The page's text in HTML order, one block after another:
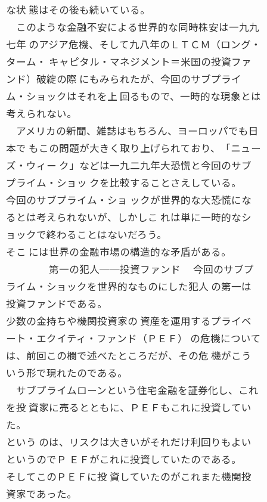
な状 態はその後も続いている。
このような金融不安による世界的な同時株安は一九九
七年 のアジア危機、そして九八年のＬＴＣＭ（ロング・
ターム・ キャピタル・マネジメント＝米国の投資ファ
ンド）破綻の際 にもみられたが、今回のサブプライ
ム・ショックはそれを上 回るもので、一時的な現象とは
考えられない。
アメリカの新聞、雑誌はもちろん、ヨーロッパでも日
本で もこの問題が大きく取り上げられており、「ニュー
ズ・ウィー ク」などは一九二九年大恐慌と今回のサブ
プライム・ショッ クを比較することさえしている。
今回のサブプライム・ショ ックが世界的な大恐慌にな
るとは考えられないが、しかしこ れは単に一時的なシ
ョックで終わることはないだろう。
そこ には世界の金融市場の構造的な矛盾がある。
第一の犯人──投資ファンド 今回のサブプ
ライム・ショックを世界的なものにした犯人 の第一は
投資ファンドである。
少数の金持ちや機関投資家の 資産を運用するプライベ
ート・エクイティ・ファンド（ＰＥＦ） の危機について
は、前回この欄で述べたところだが、その危 機がこう
いう形で現れたのである。
サブプライムローンという住宅金融を証券化し、これ
を投 資家に売るとともに、ＰＥＦもこれに投資してい
た。
という のは、リスクは大きいがそれだけ利回りもよい
というのでＰ ＥＦがこれに投資していたのである。
そしてこのＰＥＦに投 資していたのがこれまた機関投
資家であった。